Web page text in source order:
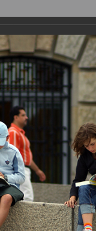
0 0